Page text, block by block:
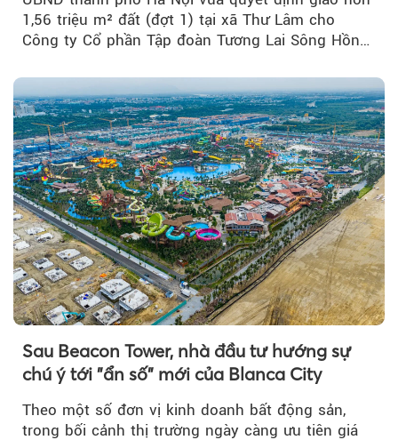
1,56 triệu m² đất (đợt 1) tại xã Thư Lâm cho
Công ty Cổ phần Tập đoàn Tương Lai Sông Hồng
Sau Beacon Tower, nhà đầu tư hướng sự
chú ý tới "ẩn số" mới của Blanca City
Theo một số đơn vị kinh doanh bất động sản,
trong bối cảnh thị trường ngày càng ưu tiên giá